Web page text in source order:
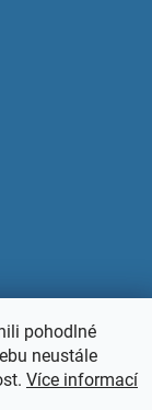
pohodlné
neustále
Více informací